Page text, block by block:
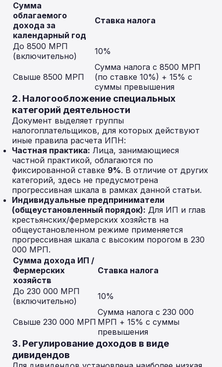
Сумма
облагаемого
дохода за
календарный год
Ставка налога
До 8500 МРП
(включительно)
10%
Свыше 8500 МРП
Сумма налога с 8500 МРП
(по ставке 10%) + 15% с
суммы превышения
2. Налогообложение специальных
категорий деятельности
Документ выделяет группы
налогоплательщиков, для которых действуют
иные правила расчета ИПН:
Частная практика: Лица, занимающиеся
частной практикой, облагаются по
фиксированной ставке 9%. В отличие от других
категорий, здесь не предусмотрена
прогрессивная шкала в рамках данной статьи.
Индивидуальные предприниматели
(общеустановленный порядок): Для ИП и глав
крестьянских/фермерских хозяйств на
общеустановленном режиме применяется
прогрессивная шкала с высоким порогом в 230
000 МРП.
Сумма дохода ИП /
Фермерских
хозяйств
Ставка налога
До 230 000 МРП
(включительно)
10%
Свыше 230 000 МРП
Сумма налога с 230 000
МРП + 15% с суммы
превышения
3. Регулирование доходов в виде
дивидендов